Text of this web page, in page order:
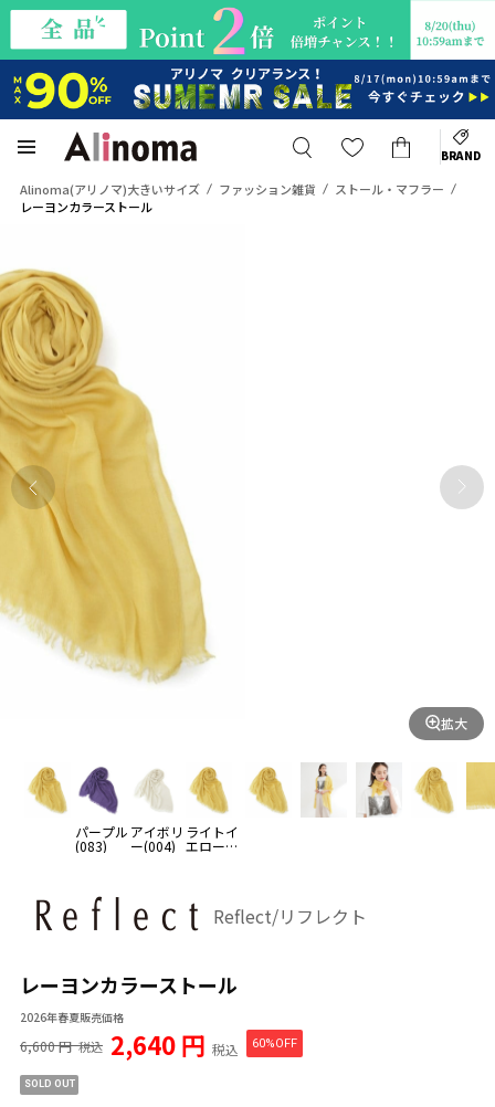
BRAND
Alinoma(アリノマ)大きいサイズ ファッション雑貨
ストール・マフラー
レーヨンカラーストール
拡大
パープル
(083)
アイボリ
ー(004)
ライトイ
エロー
Reflect/リフレクト
レーヨンカラーストール
2026年春夏販売価格
6,600 円 税込 2,640 円 税込 60%OFF
SOLD OUT